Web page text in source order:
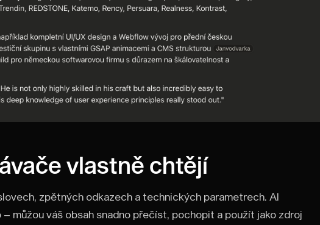
vlastně chtějí
zpětných odkazech a technických parametrech. AI
můžou váš obsah snadno přečíst, pochopit a použít jako zdroj